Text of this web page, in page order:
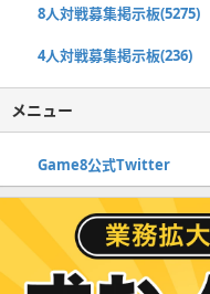
8人対戦募集掲示板(5275)
4人対戦募集掲示板(236)
メニュー
Game8公式Twitter